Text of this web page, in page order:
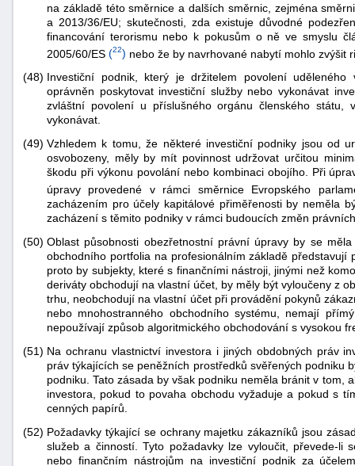
na základě této směrnice a dalších směrnic, zejména
a 2013/36/EU; skutečnosti, zda existuje důvodné
financování terorismu nebo k pokusům o ně ve smyslu
2005/60/ES (22) nebo že by navrhované nabytí mohlo zvýšit
(48) Investiční podnik, který je držitelem povolení
oprávněn poskytovat investiční služby nebo vykonávat
zvláštní povolení u příslušného orgánu členského státu,
vykonávat.
(49) Vzhledem k tomu, že některé investiční podniky jsou od
osvobozeny, měly by mít povinnost udržovat určitou
škodu při výkonu povolání nebo kombinaci obojího. Při
úpravy provedené v rámci směrnice Evropského
zacházením pro účely kapitálové přiměřenosti by neměla
zacházení s těmito podniky v rámci budoucích změn
(50) Oblast působnosti obezřetnostní právní úpravy by se
obchodního portfolia na profesionálním základě
proto by subjekty, které s finančními nástroji, jinými než
deriváty obchodují na vlastní účet, by měly být vyloučeny z
trhu, neobchodují na vlastní účet při provádění pokynů
nebo mnohostranného obchodního systému, nemají
nepoužívají způsob algoritmického obchodování s vysokou
(51) Na ochranu vlastnictví investora i jiných obdobných práv
práv týkajících se peněžních prostředků svěřených podniku
podniku. Tato zásada by však podniku neměla bránit v tom,
investora, pokud to povaha obchodu vyžaduje a pokud s
cenných papírů.
(52) Požadavky týkající se ochrany majetku zákazníků jsou
služeb a činností. Tyto požadavky lze vyloučit, převede-li
nebo finančním nástrojům na investiční podnik za